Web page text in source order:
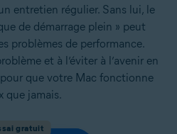
entretien régulier. Sans lui, le
de démarrage plein » peut
problèmes de performance.
et à l’éviter à l’avenir en
que votre Mac fonctionne
que jamais.
gratuit